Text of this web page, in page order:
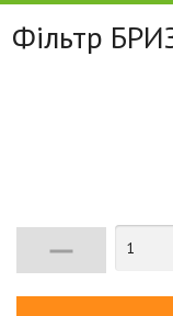
Фільтр
